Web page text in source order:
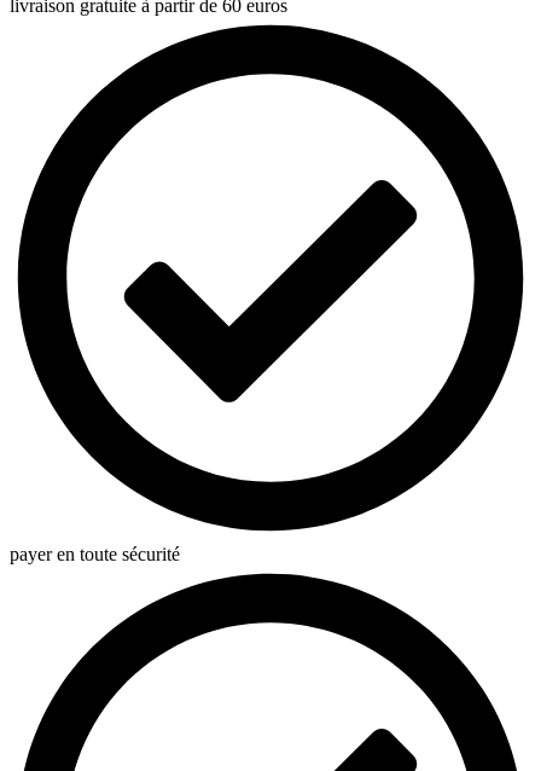
livraison gratuite à partir de 60 euros
payer en toute sécurité